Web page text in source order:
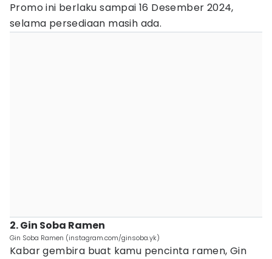
Promo ini berlaku sampai 16 Desember 2024,
selama persediaan masih ada.
2. Gin Soba Ramen
Gin Soba Ramen (instagram.com/ginsoba.yk)
Kabar gembira buat kamu pencinta ramen, Gin